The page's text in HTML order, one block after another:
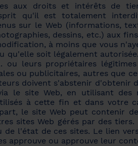
aux droits et intérêts de
qu'il est totalement
sur le Web (informations,
dessins, etc.) aux
à moins que vous
qu'elle soit légalement
ou leurs propriétaires
ou publicitaires, autres que
doivent s'abstenir d'obtenir
le site Web, en utilisant des
à cette fin et dans votre
le site Web peut contenir
sites Web gérés par des tiers.
l'état de ces sites. Le lien
approuve ou approuve leur